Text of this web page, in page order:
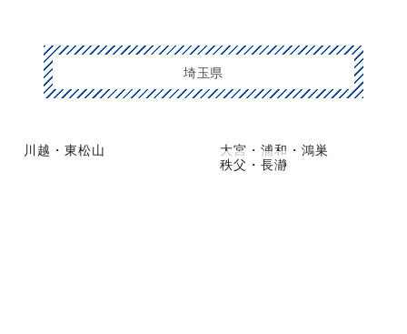
埼玉県
川越・東松山
大宮・浦和・鴻巣
秩父・長瀞